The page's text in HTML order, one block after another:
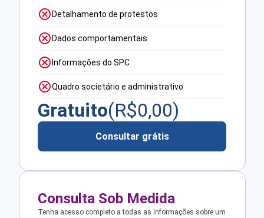
Detalhamento de protestos
Dados comportamentais
Informações do SPC
Quadro societário e administrativo
Gratuito(R$0,00)
Consultar grátis
Consulta Sob Medida
Tenha acesso completo a todas as informações sobre um